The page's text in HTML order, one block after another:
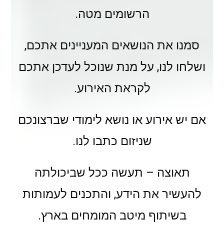
הרשומים מטה.
סמנו את הנושאים המעניינים אתכם,
ושלחו לנו, על מנת שנוכל לעדכן אתכם
לקראת האירוע.
אם יש אירוע או נושא לימודי שברצונכם
שניזום כתבו לנו.
תאוצה – תעשה ככל שביכולתה
להעשיר את הידע, והתכנים לעמותות
בשיתוף מיטב המומחים בארץ.